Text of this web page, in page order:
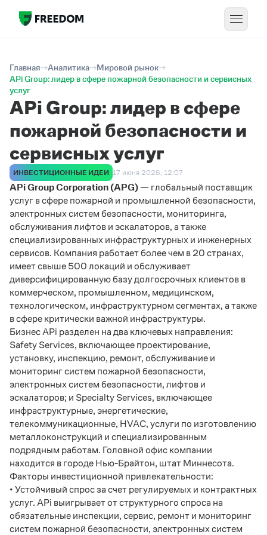
Главная Аналитика
Мировой рынок
APi Group: лидер в сфере пожарной безопасности и сервисных
услуг
APi Group: лидер в сфере
пожарной безопасности и
сервисных услуг
ИНВЕСТИЦИОННЫЕ ИДЕИ 17 июня 2026, 12:07
APiGroupCorporation(APG)— глобальный поставщик
услуг в сфере пожарной и промышленной безопасности,
электронных систем безопасности, мониторинга,
обслуживания лифтов и эскалаторов, а также
специализированных инфраструктурных и инженерных
сервисов. Компания работает более чем в 20 странах,
имеет свыше 500 локаций и обслуживает
диверсифицированную базу долгосрочных клиентов в
коммерческом, промышленном, медицинском,
технологическом, инфраструктурном сегментах, а также
в сфере критически важной инфраструктуры.
Бизнес APi разделен на два ключевых направления:
Safety Services, включающее проектирование,
установку, инспекцию, ремонт, обслуживание и
мониторинг систем пожарной безопасности,
электронных систем безопасности, лифтов и
эскалаторов; и Specialty Services, включающее
инфраструктурные, энергетические,
телекоммуникационные, HVAC, услуги по изготовлению
металлоконструкций и специализированным
подрядным работам. Головной офис компании
находится в городе Нью-Брайтон, штат Миннесота.
Факторы инвестиционной привлекательности:
• Устойчивый спрос за счет регулируемых и контрактных
услуг. APi выигрывает от структурного спроса на
обязательные инспекции, сервис, ремонт и мониторинг
систем пожарной безопасности, электронных систем